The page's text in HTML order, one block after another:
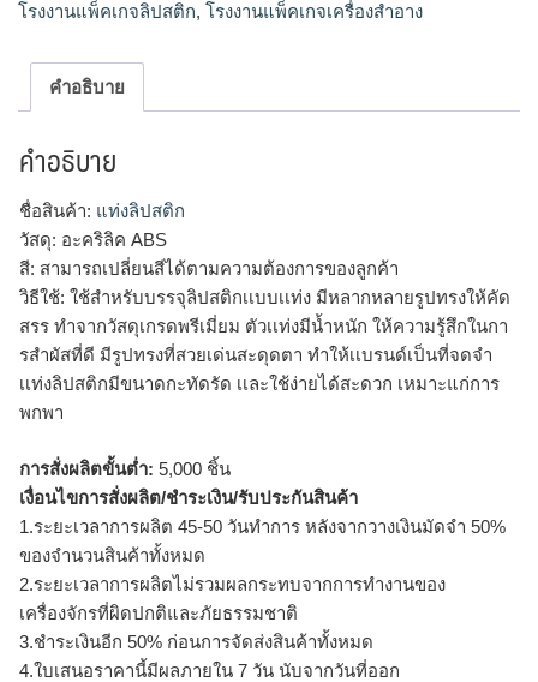
โรงงานแพ็คเกจลิปสติก, โรงงานแพ็คเกจเครื่องสำอาง
คำอธิบาย
คำอธิบาย
ชื่อสินค้า: แท่งลิปสติก
วัสดุ: อะคริลิค ABS
สี: สามารถเปลี่ยนสีได้ตามความต้องการของลูกค้า
วิธีใช้: ใช้สำหรับบรรจุลิปสติกเเบบเเท่ง มีหลากหลายรูปทรงให้คัด
สรร ทำจากวัสดุเกรดพรีเมี่ยม ตัวเเท่งมีน้ำหนัก ให้ความรู้สึกในกา
รสำผัสที่ดี มีรูปทรงที่สวยเด่นสะดุดตา ทำให้เเบรนด์เป็นที่จดจำ
เเท่งลิปสติกมีขนาดกะทัดรัด เเละใช้ง่ายได้สะดวก เหมาะแก่การ
พกพา
การสั่งผลิตขั้นต่ำ: 5,000 ชิ้น
เงื่อนไขการสั่งผลิต/ชำระเงิน/รับประกันสินค้า
1.ระยะเวลาการผลิต 45-50 วันทำการ หลังจากวางเงินมัดจำ 50%
ของจำนวนสินค้าทั้งหมด
2.ระยะเวลาการผลิตไม่รวมผลกระทบจากการทำงานของ
เครื่องจักรที่ผิดปกติและภัยธรรมชาติ
3.ชำระเงินอีก 50% ก่อนการจัดส่งสินค้าทั้งหมด
4.ใบเสนอราคานี้มีผลภายใน 7 วัน นับจากวันที่ออก